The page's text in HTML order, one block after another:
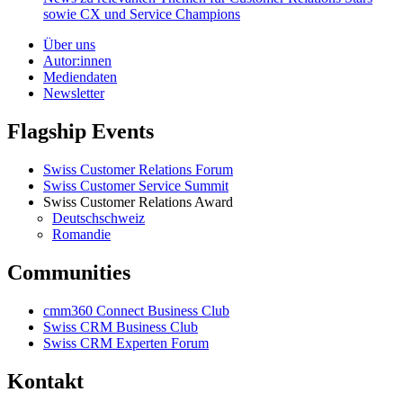
sowie CX und Service Champions
Über uns
Autor:innen
Mediendaten
Newsletter
Flagship Events
Swiss Customer Relations Forum
Swiss Customer Service Summit
Swiss Customer Relations Award
Deutschschweiz
Romandie
Communities
cmm360 Connect Business Club
Swiss CRM Business Club
Swiss CRM Experten Forum
Kontakt